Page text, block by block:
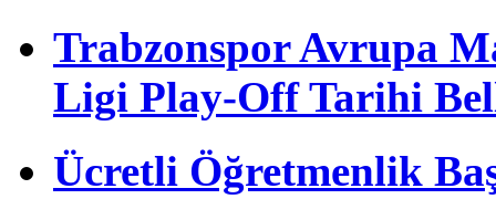
Trabzonspor Avrupa
Ligi Play-Off Tarihi
Ücretli Öğretmenlik